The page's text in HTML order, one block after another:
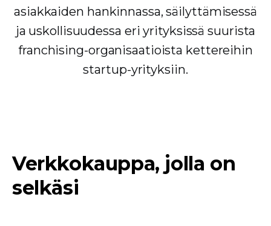
asiakkaiden hankinnassa, säilyttämisessä
ja uskollisuudessa eri yrityksissä suurista
franchising-organisaatioista kettereihin
startup-yrityksiin.
Verkkokauppa, jolla on
selkäsi